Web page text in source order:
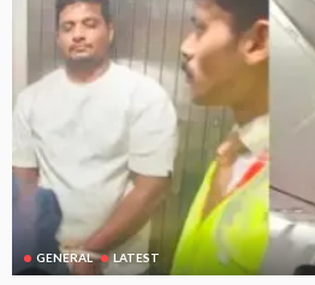
GENERAL LATEST